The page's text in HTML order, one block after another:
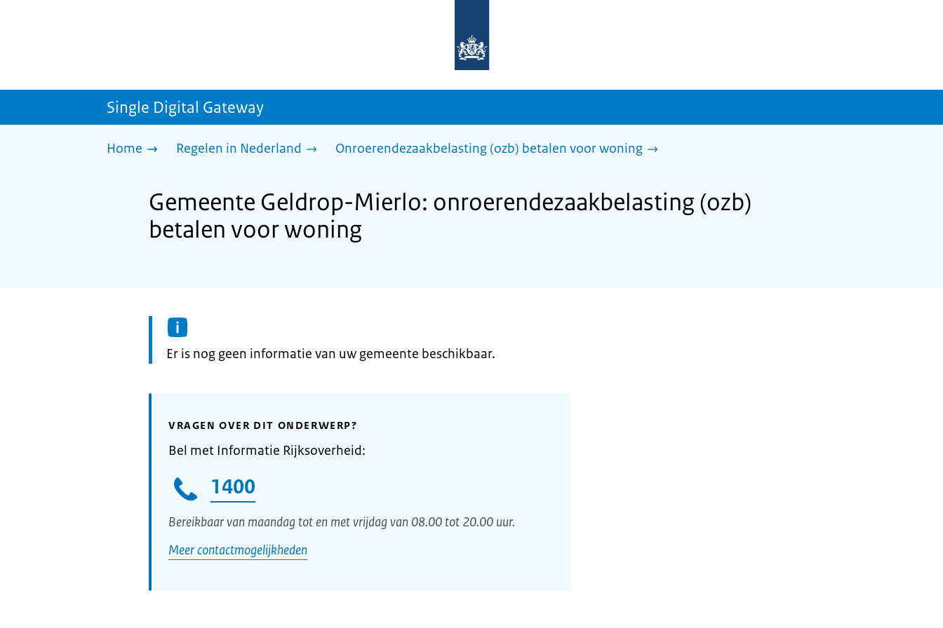
homepage
sdg.rijksoverheid.nl
Single Digital Gateway
Home Regelen in Nederland Onroerendezaakbelasting (ozb) betalen voor woning
Gemeente Geldrop-Mierlo: onroerendezaakbelasting (ozb)
betalen voor woning
Informatie:
Er is nog geen informatie van uw gemeente beschikbaar.
VRAGEN OVER DIT ONDERWERP?
Bel met Informatie Rijksoverheid:
1400
Bereikbaar van maandag tot en met vrijdag van 08.00 tot 20.00 uur.
Meer contactmogelijkheden